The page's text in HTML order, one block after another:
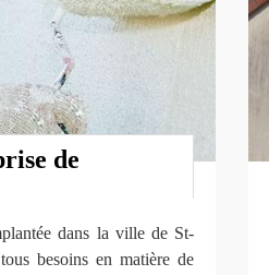
de
dans la ville de St-
besoins en matière de